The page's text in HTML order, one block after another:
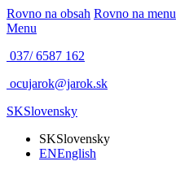
Rovno na obsah Rovno na menu
Menu
037/ 6587 162
ocujarok@jarok.sk
SKSlovensky
SKSlovensky
ENEnglish